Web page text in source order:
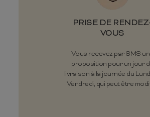
PRISE DE
VOUS
Vous recevez par SMS
proposition pour un jour
livraison à la journée du
Vendredi, qui peut être